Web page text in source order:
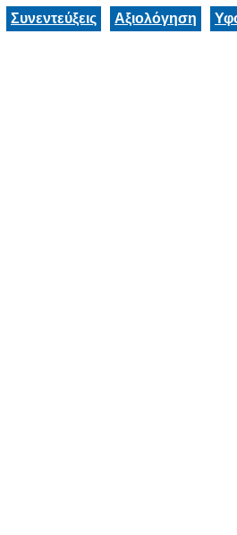
Συνεντεύξεις Αξιολόγηση